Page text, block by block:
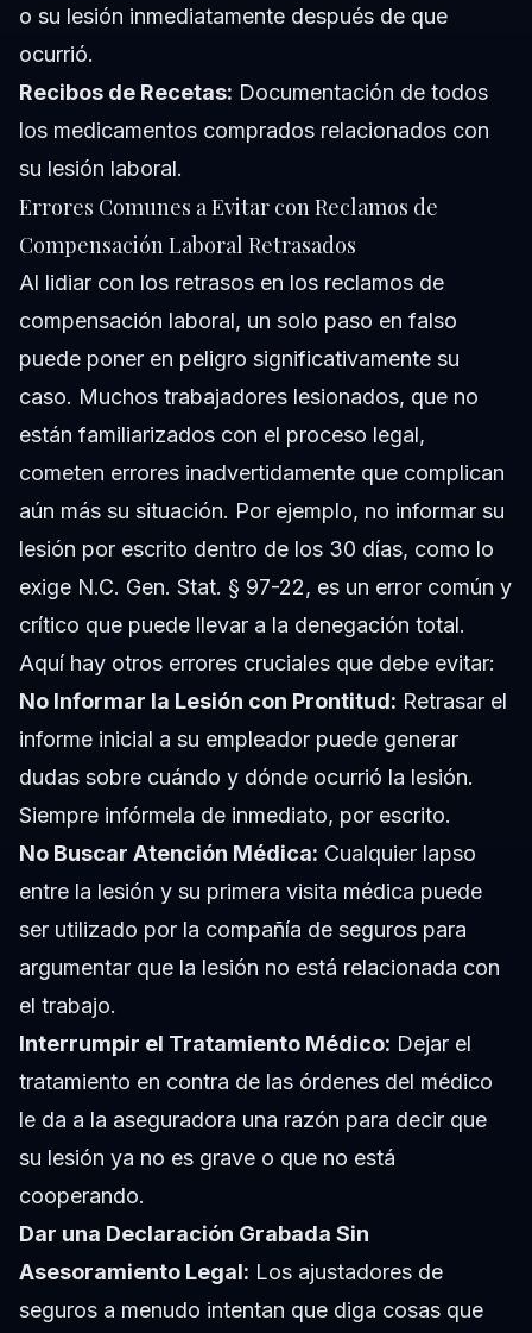
o su lesión inmediatamente después de que
ocurrió.
Recibos de Recetas: Documentación de todos
los medicamentos comprados relacionados con
su lesión laboral.
Errores Comunes a Evitar con Reclamos de
Compensación Laboral Retrasados
Al lidiar con los retrasos en los reclamos de
compensación laboral, un solo paso en falso
puede poner en peligro significativamente su
caso. Muchos trabajadores lesionados, que no
están familiarizados con el proceso legal,
cometen errores inadvertidamente que complican
aún más su situación. Por ejemplo, no informar su
lesión por escrito dentro de los 30 días, como lo
exige N.C. Gen. Stat. § 97-22, es un error común y
crítico que puede llevar a la denegación total.
Aquí hay otros errores cruciales que debe evitar:
No Informar la Lesión con Prontitud: Retrasar el
informe inicial a su empleador puede generar
dudas sobre cuándo y dónde ocurrió la lesión.
Siempre infórmela de inmediato, por escrito.
No Buscar Atención Médica: Cualquier lapso
entre la lesión y su primera visita médica puede
ser utilizado por la compañía de seguros para
argumentar que la lesión no está relacionada con
el trabajo.
Interrumpir el Tratamiento Médico: Dejar el
tratamiento en contra de las órdenes del médico
le da a la aseguradora una razón para decir que
su lesión ya no es grave o que no está
cooperando.
Dar una Declaración Grabada Sin
Asesoramiento Legal: Los ajustadores de
seguros a menudo intentan que diga cosas que